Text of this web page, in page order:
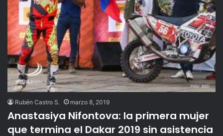
Rubén Castro S. marzo 8, 2019
Anastasiya Nifontova: la primera mujer
que termina el Dakar 2019 sin asistencia